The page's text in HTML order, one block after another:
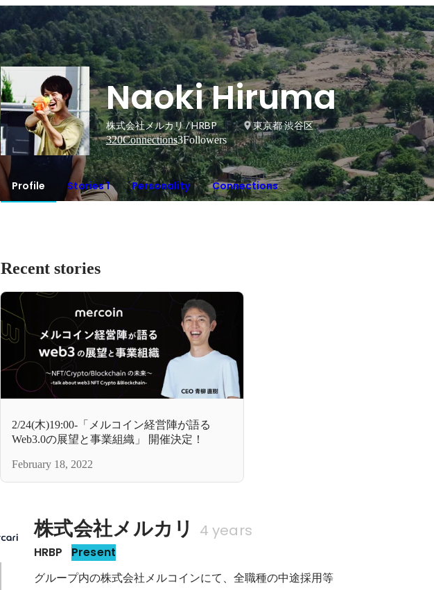
Naoki Hiruma
株式会社メルカリ / HRBP
東京都 渋谷区
320Connections3Followers
Profile Stories 1 Personality Connections
Recent stories
2/24(木)19:00-「メルコイン経営陣が語る
Web3.0の展望と事業組織」 開催決定！
February 18, 2022
株式会社メルカリ 4 years
HRBP Present
グループ内の株式会社メルコインにて、全職種の中途採用等